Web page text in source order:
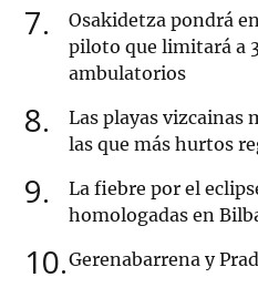
7
Osakidetza pondrá
piloto que limitará a
ambulatorios
8
Las playas vizcainas
las que más hurtos
9
La fiebre por el
homologadas en
10 Gerenabarrena y